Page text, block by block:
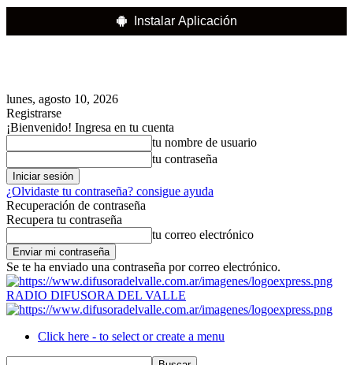
Instalar Aplicación
lunes, agosto 10, 2026
Registrarse
¡Bienvenido! Ingresa en tu cuenta
tu nombre de usuario
tu contraseña
¿Olvidaste tu contraseña? consigue ayuda
Recuperación de contraseña
Recupera tu contraseña
tu correo electrónico
Se te ha enviado una contraseña por correo electrónico.
RADIO DIFUSORA DEL VALLE
Click here - to select or create a menu